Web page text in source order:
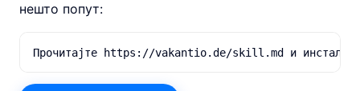
нешто попут:
Прочитајте https://vakantio.de/skill.md и